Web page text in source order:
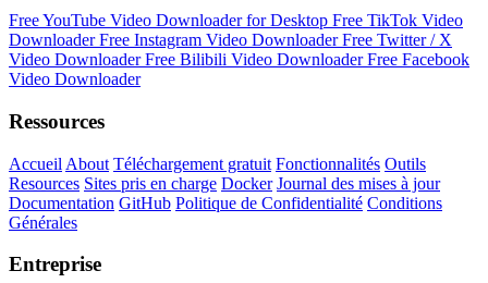
Free YouTube Video Downloader for Desktop Free TikTok Video
DownloaderFree Instagram Video DownloaderFree Twitter / X
Video DownloaderFree Bilibili Video DownloaderFree Facebook
Video Downloader
Ressources
Accueil About Téléchargement gratuit Fonctionnalités Outils
Resources Sites pris en charge Docker Journal des mises à jour
Documentation GitHub Politique de Confidentialité Conditions
Générales
Entreprise